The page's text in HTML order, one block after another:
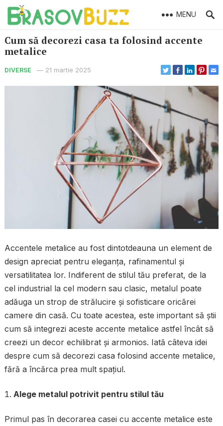
MENU
Cum să decorezi casa ta folosind accente
metalice
DIVERSE — 21 martie 2025
Accentele metalice au fost dintotdeauna un element de
design apreciat pentru eleganța, rafinamentul și
versatilitatea lor. Indiferent de stilul tău preferat, de la
cel industrial la cel modern sau clasic, metalul poate
adăuga un strop de strălucire și sofisticare oricărei
camere din casă. Cu toate acestea, este important să știi
cum să integrezi aceste accente metalice astfel încât să
creezi un decor echilibrat și armonios. Iată câteva idei
despre cum să decorezi casa folosind accente metalice,
fără a încărca prea mult spațiul.
Alege metalul potrivit pentru stilul tău
Primul pas în decorarea casei cu accente metalice este